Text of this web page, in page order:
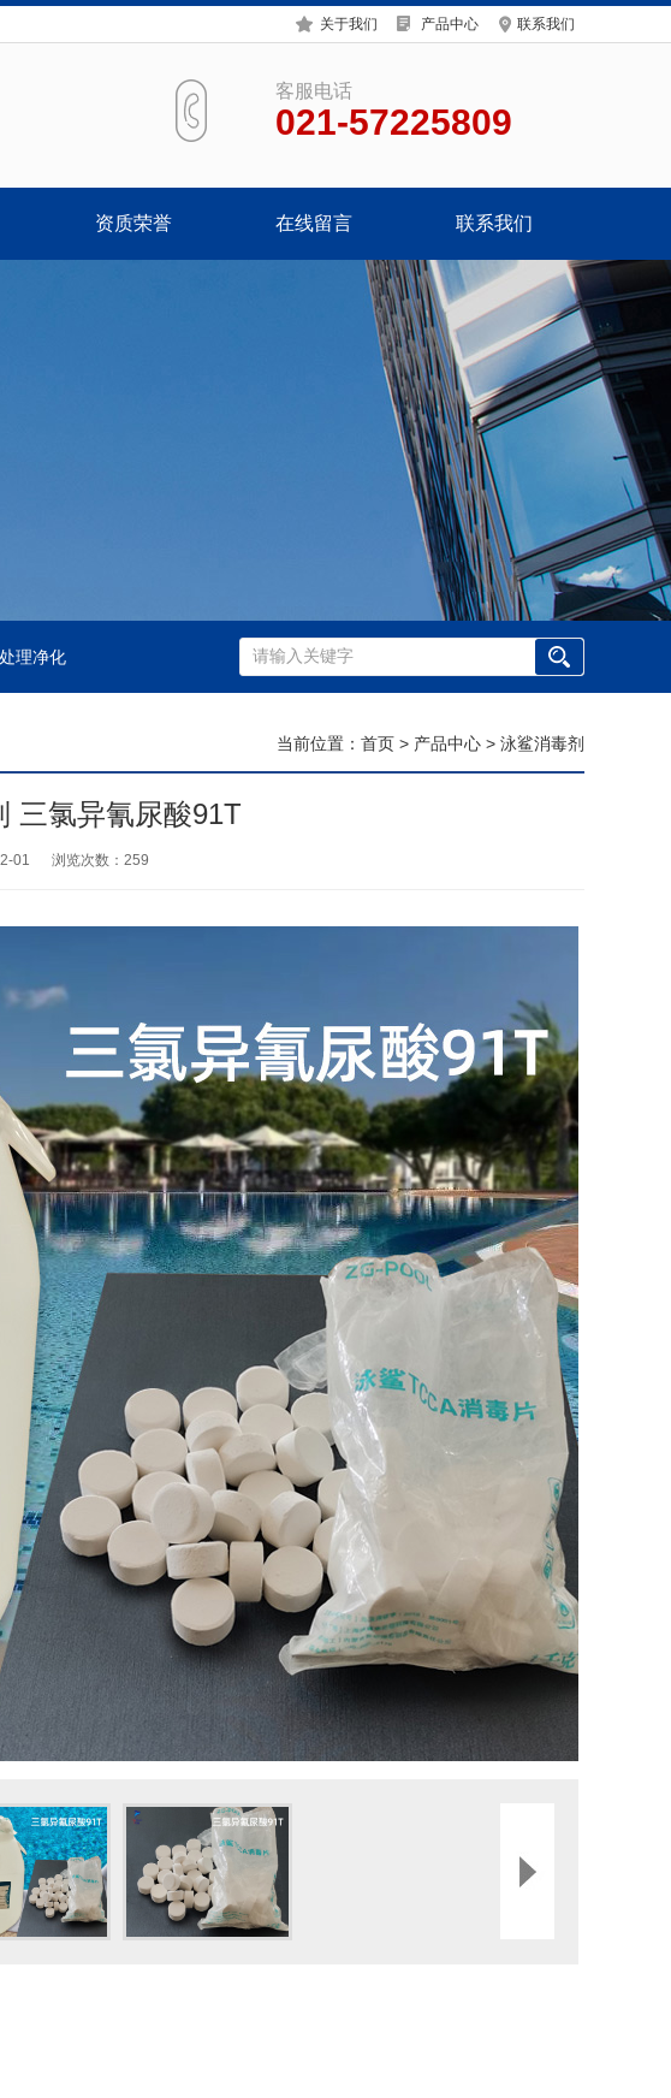
关于我们 产品中心 联系我们
客服电话
021-57225809
资质荣誉 在线留言 联系我们
理净化
当前位置： 首页 > 产品中心 > 泳鲨消毒剂
三氯异氰尿酸91T
01 浏览次数： 259